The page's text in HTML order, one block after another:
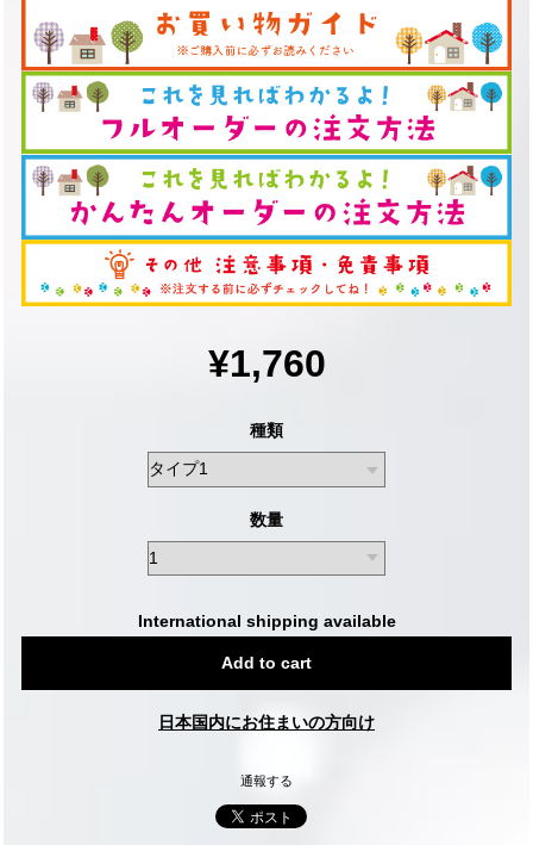
¥1,760
種類
数量
International shipping available
Add to cart
日本国内にお住まいの方向け
通報する